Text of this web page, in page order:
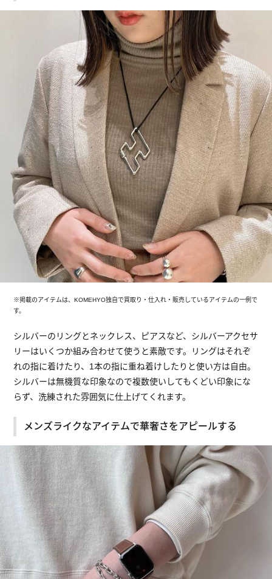
※掲載のアイテムは、KOMEHYO独自で買取り・仕入れ・販売しているアイテムの一例で
す。
シルバーのリングとネックレス、ピアスなど、シルバーアクセサ
リーはいくつか組み合わせて使うと素敵です。リングはそれぞ
れの指に着けたり、1本の指に重ね着けしたりと使い方は自由。
シルバーは無機質な印象なので複数使いしてもくどい印象にな
らず、洗練された雰囲気に仕上げてくれます。
メンズライクなアイテムで華奢さをアピールする